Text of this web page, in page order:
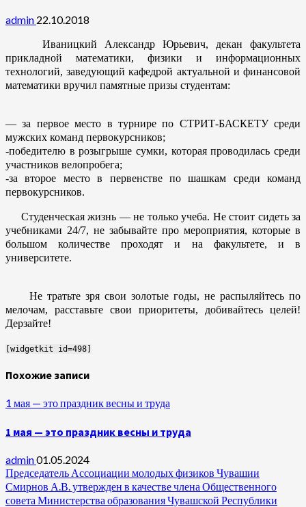
admin 22.10.2018
Иваницкий Александр Юрьевич, декан факультета
прикладной математики, физики и информационных
технологий, заведующий кафедрой актуальной и финансовой
математики вручил памятные призы студентам:
— за первое место в турнире по СТРИТ-БАСКЕТУ среди
мужских команд первокурсников;
-победителю в розыгрыше сумки, которая проводилась среди
участников велопробега;
-за второе место в первенстве по шашкам среди команд
первокурсников.
Студенческая жизнь — не только учеба. Не стоит сидеть за
учебниками 24/7, не забывайте про мероприятия, которые в
большом количестве проходят и на факультете, и в
университете.
Не тратьте зря свои золотые годы, не распыляйтесь по
мелочам, расставьте свои приоритеты, добивайтесь целей!
Дерзайте!
[widgetkit id=498]
Похожие записи
1 мая — это праздник весны и труда
1 мая — это праздник весны и труда
admin01.05.2024
Председатель Ассоциации молодых физиков Чувашии
Смирнов А.В. утвержден в качестве члена Общественного
совета Министерства образования Чувашской Республики